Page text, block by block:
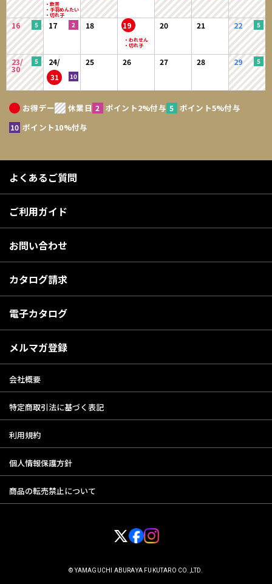
16 17 18 19 20 21 22
23/
30
24/
31
25 26 27 28 29
お得デー 休業日 ポイント2%付与
ポイント5%付与
ポイント10%付与
よくあるご質問
ご利用ガイド
お問い合わせ
カタログ請求
電子カタログ
メルマガ登録
会社概要
特定商取引法に基づく表記
利用規約
個人情報保護方針
商品の転売禁止について
© YAMAGUCHI ABURAYA FUKUTARO CO.,LTD.